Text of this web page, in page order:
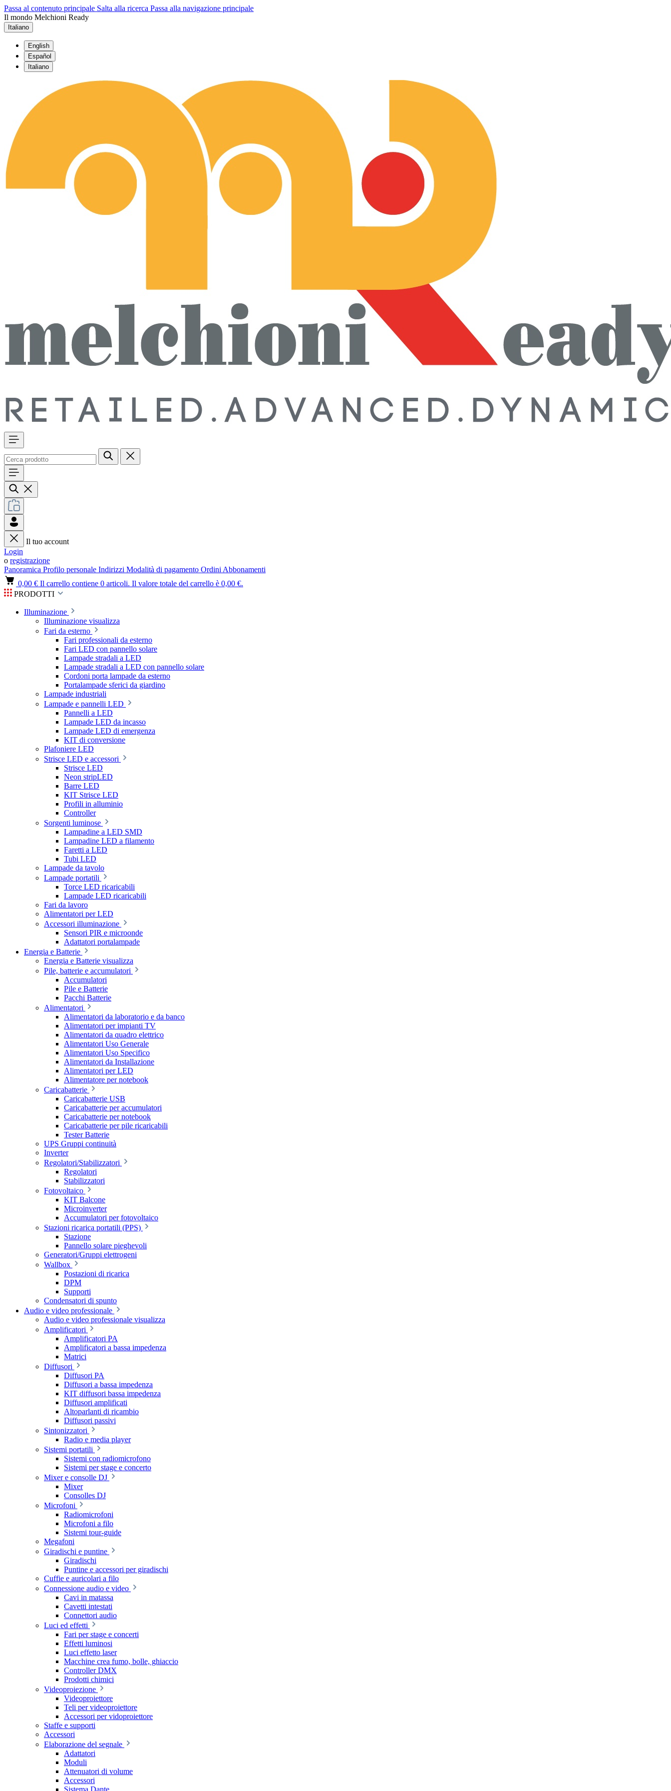
Passa al contenuto principale Salta alla ricerca Passa alla navigazione principale
Il mondo Melchioni Ready
Italiano
English
Español
Italiano
Il tuo account
Login
o registrazione
Panoramica Profilo personale Indirizzi Modalità di pagamento Ordini Abbonamenti
0,00 € Il carrello contiene 0 articoli. Il valore totale del carrello è 0,00 €.
PRODOTTI
Illuminazione
Illuminazione visualizza
Fari da esterno
Fari professionali da esterno
Fari LED con pannello solare
Lampade stradali a LED
Lampade stradali a LED con pannello solare
Cordoni porta lampade da esterno
Portalampade sferici da giardino
Lampade industriali
Lampade e pannelli LED
Pannelli a LED
Lampade LED da incasso
Lampade LED di emergenza
KIT di conversione
Plafoniere LED
Strisce LED e accessori
Strisce LED
Neon stripLED
Barre LED
KIT Strisce LED
Profili in alluminio
Controller
Sorgenti luminose
Lampadine a LED SMD
Lampadine LED a filamento
Faretti a LED
Tubi LED
Lampade da tavolo
Lampade portatili
Torce LED ricaricabili
Lampade LED ricaricabili
Fari da lavoro
Alimentatori per LED
Accessori illuminazione
Sensori PIR e microonde
Adattatori portalampade
Energia e Batterie
Energia e Batterie visualizza
Pile, batterie e accumulatori
Accumulatori
Pile e Batterie
Pacchi Batterie
Alimentatori
Alimentatori da laboratorio e da banco
Alimentatori per impianti TV
Alimentatori da quadro elettrico
Alimentatori Uso Generale
Alimentatori Uso Specifico
Alimentatori da Installazione
Alimentatori per LED
Alimentatore per notebook
Caricabatterie
Caricabatterie USB
Caricabatterie per accumulatori
Caricabatterie per notebook
Caricabatterie per pile ricaricabili
Tester Batterie
UPS Gruppi continuità
Inverter
Regolatori/Stabilizzatori
Regolatori
Stabilizzatori
Fotovoltaico
KIT Balcone
Microinverter
Accumulatori per fotovoltaico
Stazioni ricarica portatili (PPS)
Stazione
Pannello solare pieghevoli
Generatori/Gruppi elettrogeni
Wallbox
Postazioni di ricarica
DPM
Supporti
Condensatori di spunto
Audio e video professionale
Audio e video professionale visualizza
Amplificatori
Amplificatori PA
Amplificatori a bassa impedenza
Matrici
Diffusori
Diffusori PA
Diffusori a bassa impedenza
KIT diffusori bassa impedenza
Diffusori amplificati
Altoparlanti di ricambio
Diffusori passivi
Sintonizzatori
Radio e media player
Sistemi portatili
Sistemi con radiomicrofono
Sistemi per stage e concerto
Mixer e consolle DJ
Mixer
Consolles DJ
Microfoni
Radiomicrofoni
Microfoni a filo
Sistemi tour-guide
Megafoni
Giradischi e puntine
Giradischi
Puntine e accessori per giradischi
Cuffie e auricolari a filo
Connessione audio e video
Cavi in matassa
Cavetti intestati
Connettori audio
Luci ed effetti
Fari per stage e concerti
Effetti luminosi
Luci effetto laser
Macchine crea fumo, bolle, ghiaccio
Controller DMX
Prodotti chimici
Videoproiezione
Videoproiettore
Teli per videoproiettore
Accessori per vidoproiettore
Staffe e supporti
Accessori
Elaborazione del segnale
Adattatori
Moduli
Attenuatori di volume
Accessori
Sistema Dante